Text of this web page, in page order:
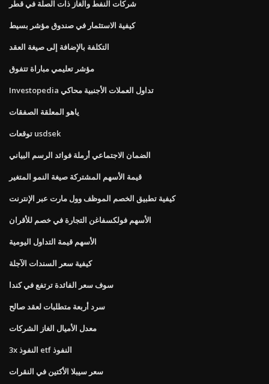
شركات النفط والغاز ذات الصلة في قطر
كيفية الاستثمار في صندوق مؤشر بسيط
التكلفة بالإضافة إلى صيغة العقد
مؤشر تعليمي مباراة تتفوق
Investopedia تداول العملات الأجنبية محاكي
ياهو المعلقة الصفقات
توقعات usdsek
الضمان الاجتماعي أرملة فوائد الرسم البياني
قيمة الأسهم المشتركة صيغة النمو المتغير
كيفية تطبيق الخصم الموظف وول مارت عبر الإنترنت
الأسهم فولكسفاغن التجارة في خصم للأقران
الأسهم قيمة التداول اليومية
كيفية سعر السندات الآجلة
سوف سعر الفائدة ترتفع في كندا
سرد أربعة متطلبات لعقد صالح
معدل الأميال الغاز الشركات
3x النفوذ etf النفوذ
سعر سيبلا الأكتين في النقرات